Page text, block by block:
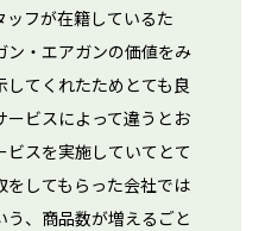
フが在籍しているた
ン・エアガンの価値をみ
てくれたためとても良
ービスによって違うとお
スを実施していてとて
をしてもらった会社では
う、商品数が増えるごと